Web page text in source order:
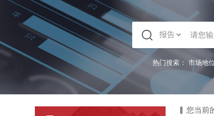
热门搜索： 市场地
您当前